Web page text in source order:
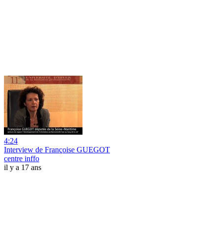
4:24
Interview de Françoise GUEGOT
centre inffo
il y a 17 ans